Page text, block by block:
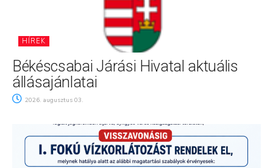
HÍREK
Békéscsabai Járási Hivatal aktuális
állásajánlatai
2026. augusztus 03.